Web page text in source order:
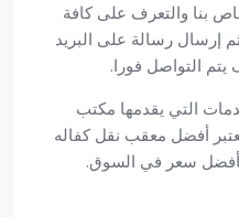
بنا والتعرف على كافة
إرسال رسالة على البريد
التواصل فورا.
التي يقدمها مكتب
أفضل معقب نقل كفاله
سعر في السوق.